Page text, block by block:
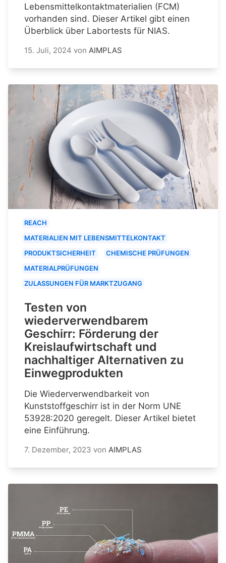
Lebensmittelkontaktmaterialien (FCM)
vorhanden sind. Dieser Artikel gibt einen
Überblick über Labortests für NIAS.
15. Juli, 2024 von AIMPLAS
REACH
MATERIALIEN MIT LEBENSMITTELKONTAKT
PRODUKTSICHERHEIT
CHEMISCHE PRÜFUNGEN
MATERIALPRÜFUNGEN
ZULASSUNGEN FÜR MARKTZUGANG
Testen von
wiederverwendbarem
Geschirr: Förderung der
Kreislaufwirtschaft und
nachhaltiger Alternativen zu
Einwegprodukten
Die Wiederverwendbarkeit von
Kunststoffgeschirr ist in der Norm UNE
53928:2020 geregelt. Dieser Artikel bietet
eine Einführung.
7. Dezember, 2023 von AIMPLAS